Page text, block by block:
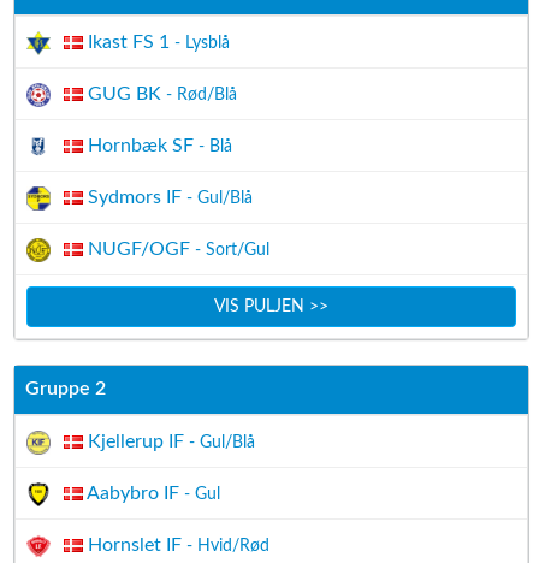
Ikast FS 1 - Lysblå
GUG BK - Rød/Blå
Hornbæk SF - Blå
Sydmors IF - Gul/Blå
NUGF/OGF - Sort/Gul
VIS PULJEN >>
Gruppe 2
Kjellerup IF - Gul/Blå
Aabybro IF - Gul
Hornslet IF - Hvid/Rød